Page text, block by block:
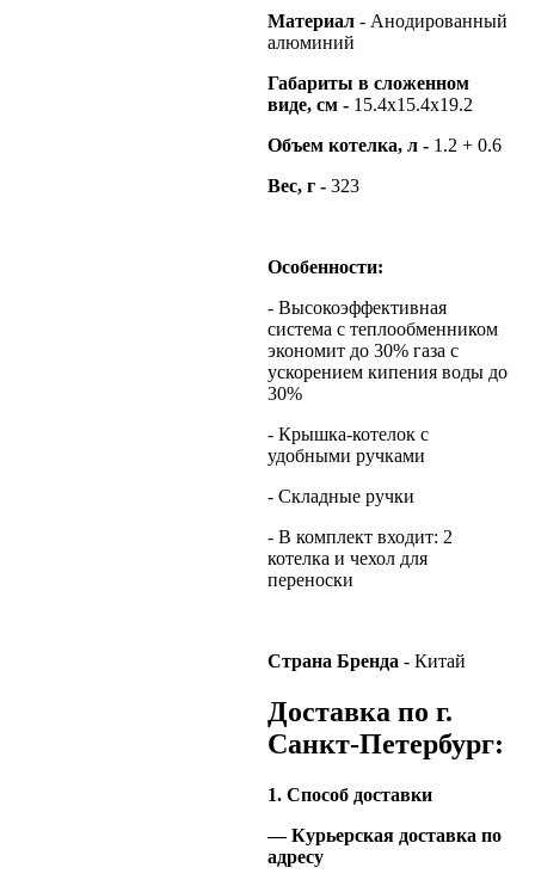
Материал - Анодированный
алюминий
Габариты в сложенном
виде, см - 15.4х15.4х19.2
Объем котелка, л - 1.2 + 0.6
Вес, г - 323
Особенности:
- Высокоэффективная
система с теплообменником
экономит до 30% газа с
ускорением кипения воды до
30%
- Крышка-котелок с
удобными ручками
- Складные ручки
- В комплект входит: 2
котелка и чехол для
переноски
Страна Бренда - Китай
Доставка по г.
Санкт-Петербург:
1. Способ доставки
— Курьерская доставка по
адресу